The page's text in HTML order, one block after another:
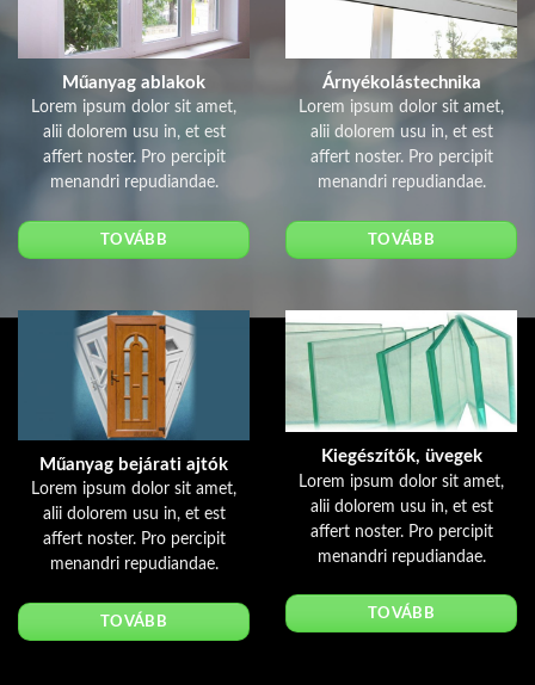
Műanyag ablakok
Lorem ipsum dolor sit amet,
alii dolorem usu in, et est
affert noster. Pro percipit
menandri repudiandae.
TOVÁBB
Árnyékolástechnika
Lorem ipsum dolor sit amet,
alii dolorem usu in, et est
affert noster. Pro percipit
menandri repudiandae.
TOVÁBB
Műanyag bejárati ajtók
Lorem ipsum dolor sit amet,
alii dolorem usu in, et est
affert noster. Pro percipit
menandri repudiandae.
TOVÁBB
Kiegészítők, üvegek
Lorem ipsum dolor sit amet,
alii dolorem usu in, et est
affert noster. Pro percipit
menandri repudiandae.
TOVÁBB